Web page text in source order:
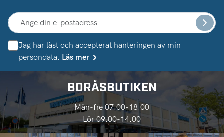
Jag har läst och accepterat hanteringen av min
persondata. Läs mer
BORÅSBUTIKEN
Mån-fre 07.00-18.00
Lör 09.00-14.00